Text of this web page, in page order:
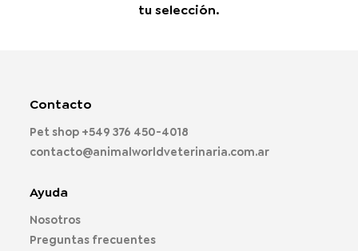
tu selección.
Contacto
Pet shop +549 376 450-4018
contacto@animalworldveterinaria.com.ar
Ayuda
Nosotros
Preguntas frecuentes